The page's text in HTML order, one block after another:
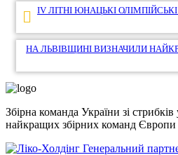
Навігація
записів
IV ЛІТНІ ЮНАЦЬКІ
НА ЛЬВІВЩИНІ ВИЗНАЧИЛИ
Збірна команда України зі
найкращих збірних команд Європи
Генеральний